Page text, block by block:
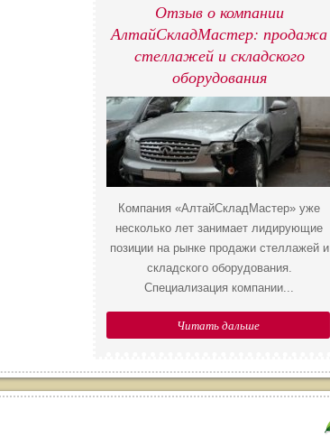
​Отзыв о компании
АлтайСкладМастер: продажа
стеллажей и складского
оборудования
Компания «АлтайСкладМастер» уже
несколько лет занимает лидирующие
позиции на рынке продажи стеллажей и
складского оборудования.
Специализация компании...
Читать дальше